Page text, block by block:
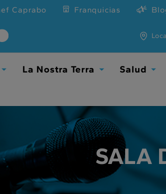
Caprabo Franquicias
La Nostra Terra Salud
SALA